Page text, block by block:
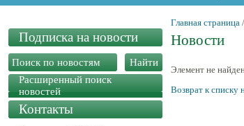
Подписка на новости
Расширенный поиск
новостей
Контакты
Главная страница /
Новости
Элемент не
Возврат к списку